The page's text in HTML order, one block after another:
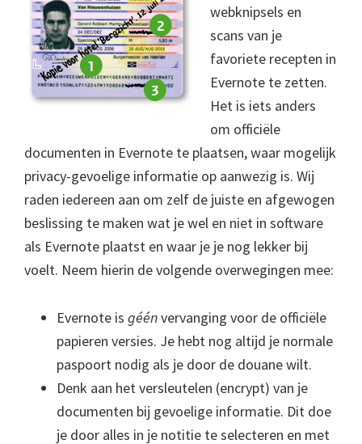
webknipsels en
scans van je
favoriete recepten in
Evernote te zetten.
Het is iets anders
om officiële
documenten in Evernote te plaatsen, waar mogelijk
privacy-gevoelige informatie op aanwezig is. Wij
raden iedereen aan om zelf de juiste en afgewogen
beslissing te maken wat je wel en niet in software
als Evernote plaatst en waar je je nog lekker bij
voelt. Neem hierin de volgende overwegingen mee:
Evernote is géénvervanging voor de officiële
papieren versies. Je hebt nog altijd je normale
paspoort nodig als je door de douane wilt.
Denk aan het versleutelen (encrypt) van je
documenten bij gevoelige informatie. Dit doe
je door alles in je notitie te selecteren en met